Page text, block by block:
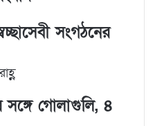
সংগঠনের
সঙ্গে গোলাগুলি, ৪